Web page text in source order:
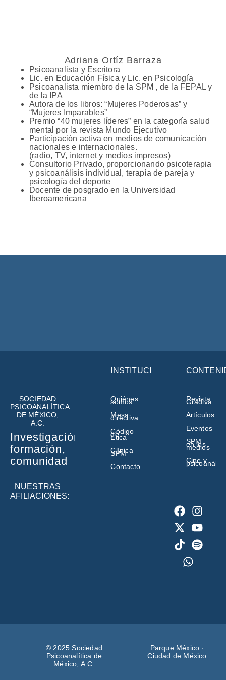
Adriana Ortíz Barraza
Psicoanalista y Escritora
Lic. en Educación Física y Lic. en Psicología
Psicoanalista miembro de la SPM , de la FEPAL y
de la IPA
Autora de los libros: “Mujeres Poderosas” y
“Mujeres Imparables”
Premio “40 mujeres líderes” en la categoría salud
mental por la revista Mundo Ejecutivo
Participación activa en medios de comunicación
nacionales e internacionales.
(radio, TV, internet y medios impresos)
Consultorio Privado, proporcionando psicoterapia
y psicoanálisis individual, terapia de pareja y
psicología del deporte
Docente de posgrado en la Universidad
Iberoamericana
SOCIEDAD
PSICOANALÍTICA
DE MÉXICO,
A.C.
Investigación,
formación,
comunidad
NUESTRAS
AFILIACIONES:
INSTITUCIÓN
Quiénes
somos
Mesa
directiva
Código
de
Ética
Clínica
SPM
Contacto
Revista
Gradiva
Artículos
Eventos
SPM
en los
medios
Cine y
© 2025 Sociedad
Psicoanalítica de
México, A.C.
Parque México ·
Ciudad de México